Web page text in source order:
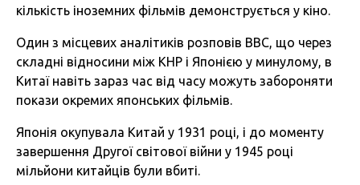
кількість іноземних фільмів демонструється у кіно.
Один з місцевих аналітиків розповів BBC, що через
складні відносини між КНР і Японією у минулому, в
Китаї навіть зараз час від часу можуть забороняти
покази окремих японських фільмів.
Японія окупувала Китай у 1931 році, і до моменту
завершення Другої світової війни у 1945 році
мільйони китайців були вбиті.